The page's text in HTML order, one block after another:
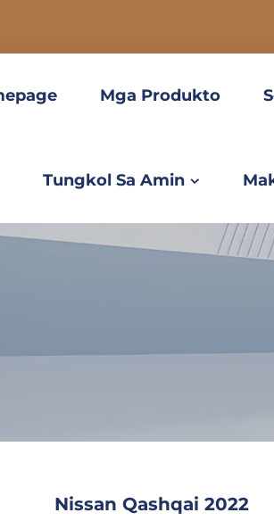
Mga Produkto
Tungkol Sa Amin
Nissan Qashqai 2022